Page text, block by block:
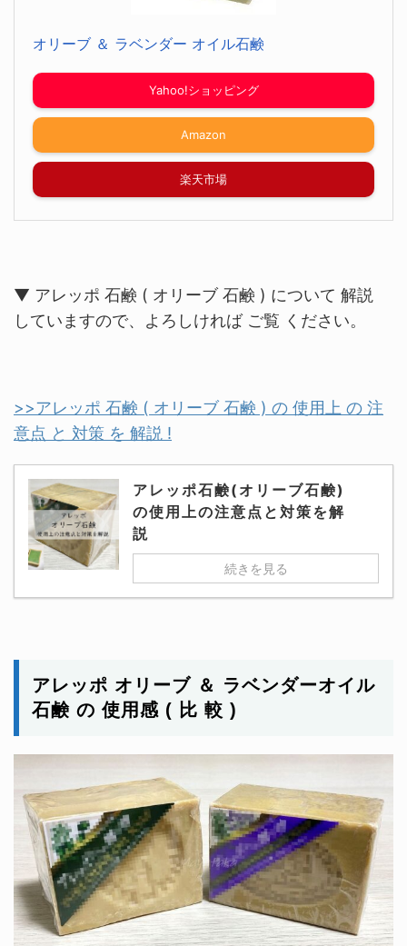
オリーブ ＆ ラベンダー オイル石鹸
Yahoo!ショッピング
Amazon
楽天市場
▼ アレッポ 石鹸 ( オリーブ 石鹸 ) について 解説
していますので、よろしければ ご覧 ください。
>>アレッポ 石鹸 ( オリーブ 石鹸 ) の 使用上 の 注
意点 と 対策 を 解説 !
アレッポ石鹸(オリーブ石鹸)
の使用上の注意点と対策を解
説
続きを見る
アレッポ オリーブ ＆ ラベンダーオイル
石鹸 の 使用感 ( 比 較 )